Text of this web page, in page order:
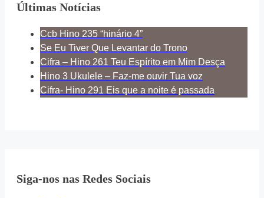
Últimas Notícias
Ccb Hino 235 “hinário 4”
Se Eu Tiver Que Levantar do Trono
Cifra – Hino 261 Teu Espírito em Mim Desça
Hino 3 Ukulele – Faz-me ouvir Tua voz
Cifra- Hino 291 Eis que a noite é passada
Siga-nos nas Redes Sociais